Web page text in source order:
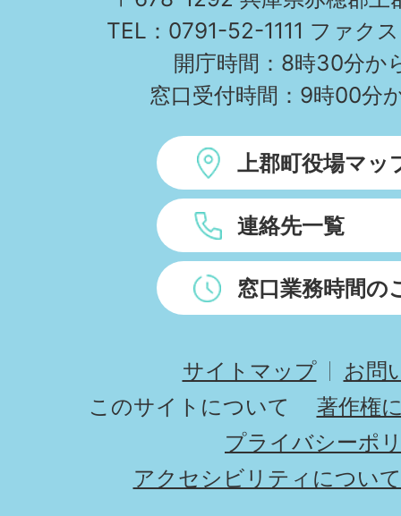
TEL：0791-52-1111 ファク
開庁時間：8時30分か
窓口受付時間：9時00分
上郡町役場マッ
連絡先一覧
窓口業務時間の
サイトマップ
お問
このサイトについて
著作権
プライバシーポ
アクセシビリティについて